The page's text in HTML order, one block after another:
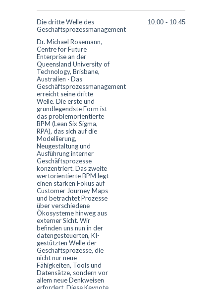
Die dritte Welle des
Geschäftsprozessmanagement
Dr. Michael Rosemann,
Centre for Future
Enterprise an der
Queensland University of
Technology, Brisbane,
Australien · Das
Geschäftsprozessmanagement
erreicht seine dritte
Welle. Die erste und
grundlegendste Form ist
das problemorientierte
BPM (Lean Six Sigma,
RPA), das sich auf die
Modellierung,
Neugestaltung und
Ausführung interner
Geschäftsprozesse
konzentriert. Das zweite
wertorientierte BPM legt
einen starken Fokus auf
Customer Journey Maps
und betrachtet Prozesse
über verschiedene
Ökosysteme hinweg aus
externer Sicht. Wir
befinden uns nun in der
datengesteuerten, KI-
gestützten Welle der
Geschäftsprozesse, die
nicht nur neue
Fähigkeiten, Tools und
Datensätze, sondern vor
allem neue Denkweisen
10.00 - 10.45